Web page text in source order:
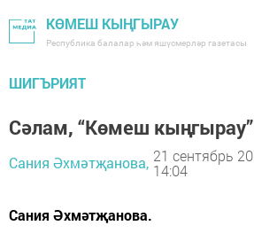
КӨМЕШ КЫҢГЫРАУ
Республика балалар һәм яшүсмерләр газетасы
ШИГЪРИЯТ
Сәлам, “Көмеш
Сания Әхмәтҗанова, 21 сентябрь
14:04
Сания Әхмәтҗанова.